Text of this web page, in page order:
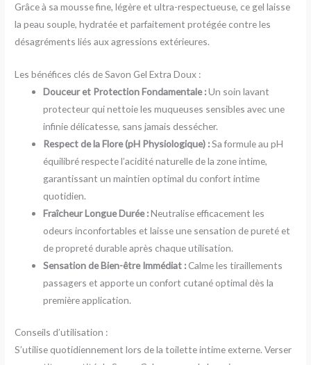
Grâce à sa mousse fine, légère et ultra-respectueuse, ce gel laisse
la peau souple, hydratée et parfaitement protégée contre les
désagréments liés aux agressions extérieures.
Les bénéfices clés de Savon Gel Extra Doux :
Douceur et Protection Fondamentale :Un soin lavant
protecteur qui nettoie les muqueuses sensibles avec une
infinie délicatesse, sans jamais dessécher.
Respect de la Flore (pH Physiologique) :Sa formule au pH
équilibré respecte l’acidité naturelle de la zone intime,
garantissant un maintien optimal du confort intime
quotidien.
Fraîcheur Longue Durée :Neutralise efficacement les
odeurs inconfortables et laisse une sensation de pureté et
de propreté durable après chaque utilisation.
Sensation de Bien-être Immédiat : Calme les tiraillements
passagers et apporte un confort cutané optimal dès la
première application.
Conseils d’utilisation :
S’utilise quotidiennement lors de la toilette intime externe. Verser